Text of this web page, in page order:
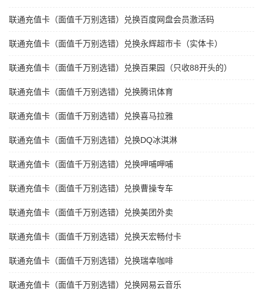
联通充值卡（面值千万别选错）兑换百度网盘会员激活码
联通充值卡（面值千万别选错）兑换永辉超市卡（实体卡）
联通充值卡（面值千万别选错）兑换百果园（只收88开头的）
联通充值卡（面值千万别选错）兑换腾讯体育
联通充值卡（面值千万别选错）兑换喜马拉雅
联通充值卡（面值千万别选错）兑换DQ冰淇淋
联通充值卡（面值千万别选错）兑换呷哺呷哺
联通充值卡（面值千万别选错）兑换曹操专车
联通充值卡（面值千万别选错）兑换美团外卖
联通充值卡（面值千万别选错）兑换天宏畅付卡
联通充值卡（面值千万别选错）兑换瑞幸咖啡
联通充值卡（面值千万别选错）兑换网易云音乐